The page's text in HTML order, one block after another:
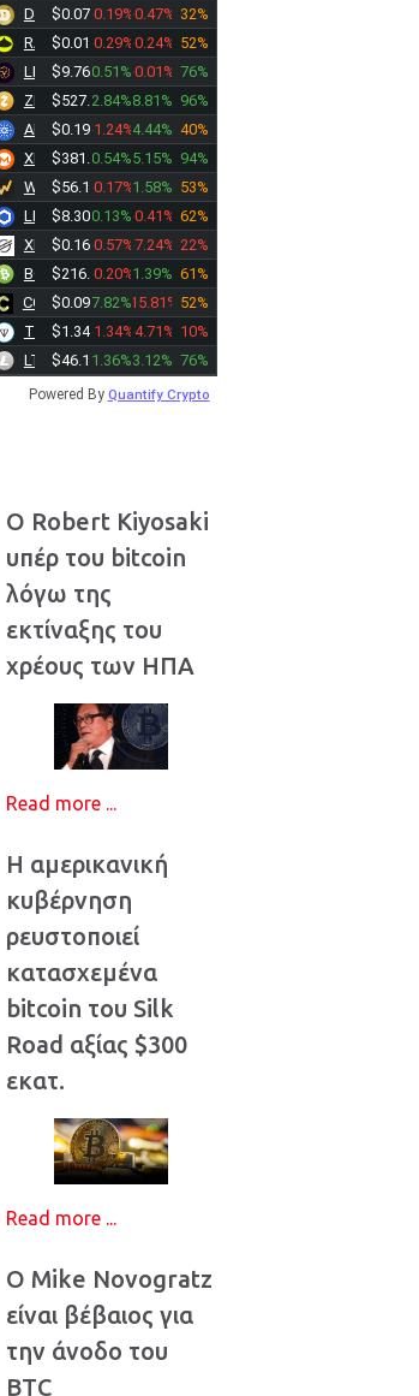
DOGE$0.0701-0.19%-0.47% 32%
RAIN$0.0127-0.29%-0.24% 52%
LEO $9.76730.51%-0.01% 76%
ZEC $527.172.84%8.81% 96%
ADA$0.1967-1.24%4.44% 40%
XMR$381.670.54%5.15% 94%
WBT$56.1620-0.17%1.58% 53%
LINK$8.30700.13%-0.41% 62%
XLM$0.1629-0.57%-7.24% 22%
BCH$216.65-0.20%1.39% 61%
CC
$0.09817.82%-15.81% 52%
TONCOIN
$1.3442-1.34%-4.71% 10%
LTC $46.1800
1.36%3.12% 76%
Powered By Quantify Crypto
Ο Robert Kiyosaki
υπέρ του bitcoin
λόγω της
εκτίναξης του
χρέους των ΗΠΑ
Read more ...
Η αμερικανική
κυβέρνηση
ρευστοποιεί
κατασχεμένα
bitcoin του Silk
Road αξίας $300
εκατ.
Read more ...
Ο Mike Novogratz
είναι βέβαιος για
την άνοδο του
BTC